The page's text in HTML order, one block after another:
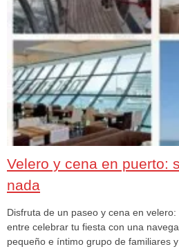
Velero y cena en puerto:
nada
Disfruta de un paseo y cena en
entre celebrar tu fiesta con una
pequeño e íntimo grupo de familiares